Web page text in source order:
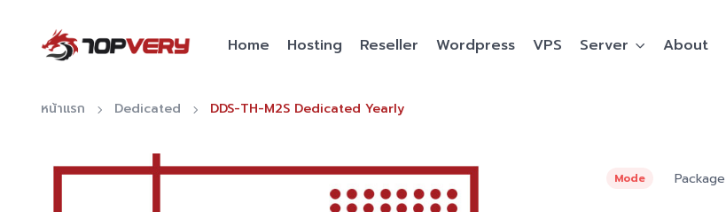
Home Hosting Reseller Wordpress VPS Server About
หน้าแรก Dedicated DDS-TH-M2S Dedicated Yearly
Mode